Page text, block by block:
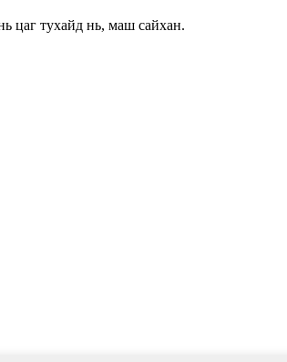
цаг тухайд нь, маш сайхан.